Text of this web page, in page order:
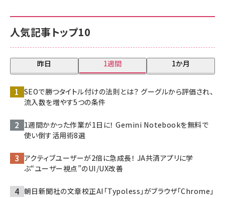
人気記事トップ10
昨日 1週間 1か月
SEOで勝つタイトル付けの法則とは？ グーグルから評価され、
流入数を増やす5つの条件
1週間かかった作業が1日に！ Gemini Notebookを無料で
使い倒す活用術8選
アクティブユーザーが2倍に急成長！ JA共済アプリに学
ぶ“ユーザー視点”のUI/UX改善
朝日新聞社の文章校正AI「Typoless」がブラウザ「Chrome」